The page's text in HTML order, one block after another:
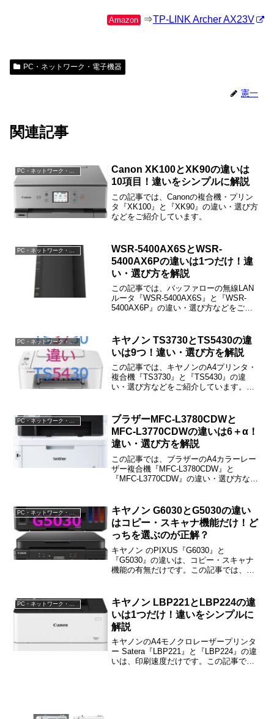
Amazon ⇒TP-LINK Archer AX23V
PC・ネットワーク・電子機器
憲一
関連記事
PC・ネットワーク・電子機器
Canon XK100とXK90の違いは
10項目！違いをシンプルに解説
この記事では、Canonの複合機・プリン
タ『XK100』と『XK90』の違い・選び方
などをご紹介しています。
WSR-5400AX6SとWSR-
5400AX6Pの違いは1つだけ！違
い・選び方を解説
この記事では、バッファローの無線LAN
ルータ『WSR-5400AX6S』と『WSR-
5400AX6P』の違い・選び方などをご紹
カー”のバージョン」だけです。
PC・ネットワーク・電子機器
キヤノン TS3730とTS5430の違
いは9つ！違い・選び方を解説
この記事では、キヤノンのA4プリンタ・
複合機『TS3730』と『TS5430』の違
い・選び方などをご紹介しています。
どの9つです。
PC・ネットワーク・電子機器
ブラザーMFC-L3780CDWと
MFC-L3770CDWの違いは6＋α！
違い・選び方を解説
この記事では、ブラザーのA4カラーレー
ザー複合機『MFC-L3780CDW』と
『MFC-L3770CDW』の違い・選び方など
「トナー」などの6つ＋細かな違い4つで
す。
キヤノン G6030とG5030の違い
はコピー・スキャナ機能だけ！ど
っちを選ぶのが正解？
キヤノン のPIXUS『G6030』と
『G5030』の違いは、コピー・スキャナ
機能の有無だけです。この記事では、
キヤノン LBP221とLBP224の違
いは1つだけ！違いをシンプルに
解説
キヤノンのA4モノクロレーザープリンタ
ー Satera『LBP221』と『LBP224』の違
いは、印刷速度だけです。この記事で